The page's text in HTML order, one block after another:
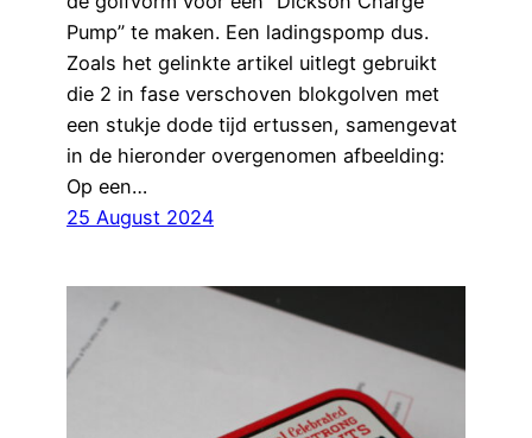
Pump” te maken. Een ladingspomp dus.
Zoals het gelinkte artikel uitlegt gebruikt
die 2 in fase verschoven blokgolven met
een stukje dode tijd ertussen, samengevat
in de hieronder overgenomen afbeelding:
Op een…
25 August 2024